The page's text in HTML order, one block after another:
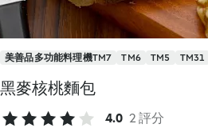
美善品多功能料理機TM7 TM6 TM5 TM31
黑麥核桃麵包
4.0 2 評分